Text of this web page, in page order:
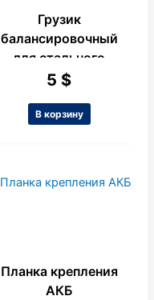
Грузик
балансировочный
для стального
диска 40 г Ваз
5 $
В корзину
Планка крепления
АКБ